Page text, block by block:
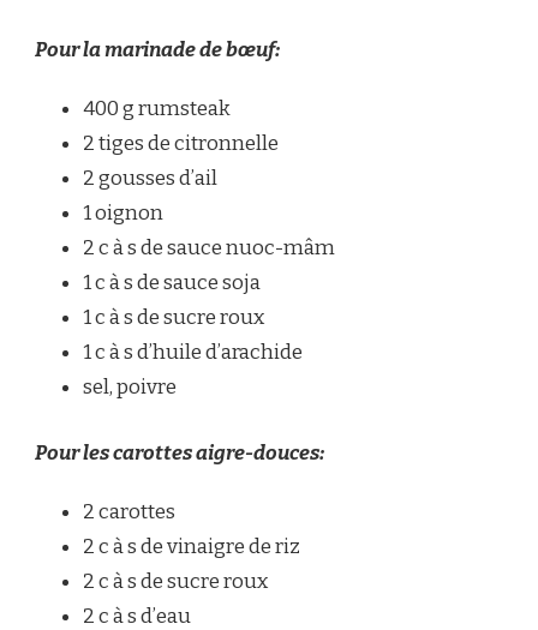
Pour la marinade de bœuf:
400 g rumsteak
2 tiges de citronnelle
2 gousses d’ail
1 oignon
2 c à s de sauce nuoc-mâm
1 c à s de sauce soja
1 c à s de sucre roux
1 c à s d’huile d’arachide
sel, poivre
Pour les carottes aigre-douces:
2 carottes
2 c à s de vinaigre de riz
2 c à s de sucre roux
2 c à s d’eau